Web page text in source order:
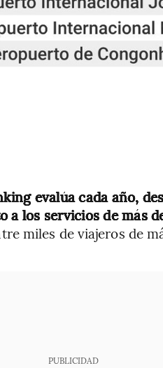
evalúa cada año,
a los servicios de más
miles de viajeros de
PUBLICIDAD